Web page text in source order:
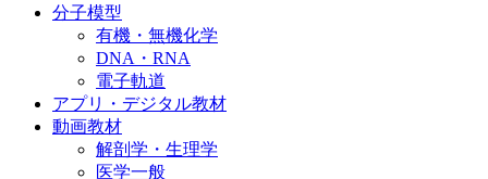
分子模型
有機・無機化学
DNA・RNA
電子軌道
アプリ・デジタル教材
動画教材
解剖学・生理学
医学一般